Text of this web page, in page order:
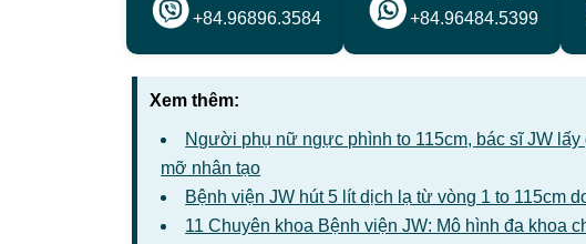
+84.96896.3584 +84.96484.5399
Xem thêm:
Người phụ nữ ngực phình to 115cm, bác sĩ JW
mỡ nhân tạo
Bệnh viện JW hút 5 lít dịch lạ từ vòng 1 to 115cm
11 Chuyên khoa Bệnh viện JW: Mô hình đa khoa